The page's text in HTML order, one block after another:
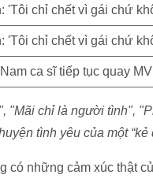
Nam ca sĩ tiếp tục quay
"Mãi chỉ là người tình",
tình yêu của một “kẻ
có những cảm xúc thật